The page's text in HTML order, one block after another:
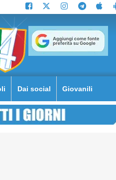
Dai social Giovanili